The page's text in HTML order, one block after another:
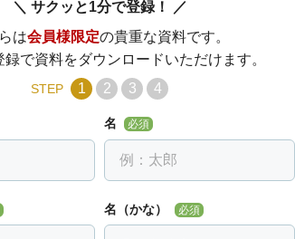
サクッと1分で登録！
は会員様限定の貴重な資料です。
で資料をダウンロードいただけます。
STEP 1 2 3 4
名 必須
名（かな） 必須